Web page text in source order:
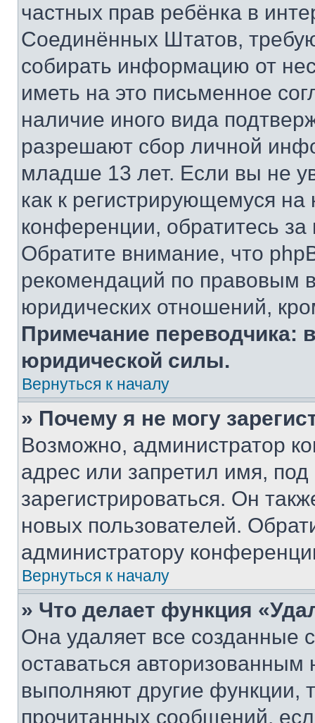
частных прав ребёнка в
Соединённых Штатов,
собирать информацию от
иметь на это письменное
наличие иного вида
разрешают сбор личной
младше 13 лет. Если вы не
как к регистрирующемуся
конференции, обратитесь
Обратите внимание, что
рекомендаций по правовым
юридических отношений,
Примечание переводчика:
юридической силы.
Вернуться к началу
» Почему я не могу
Возможно, администратор
адрес или запретил имя,
зарегистрироваться. Он
новых пользователей.
администратору
Вернуться к началу
» Что делает функция
Она удаляет все созданные
оставаться
выполняют другие функции,
прочитанных сообщений,